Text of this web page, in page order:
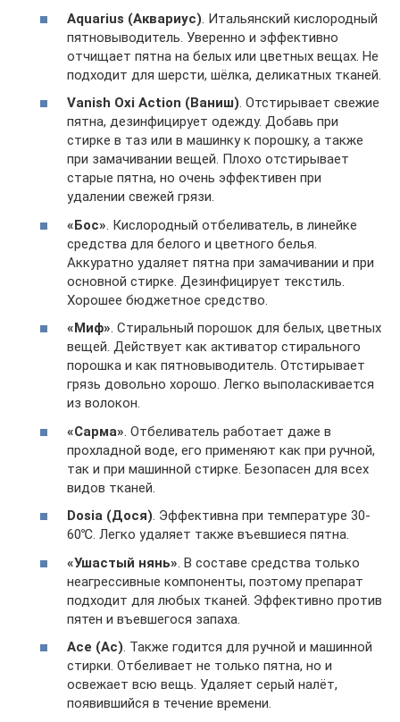
Aquarius (Аквариус). Итальянский кислородный
пятновыводитель. Уверенно и эффективно
отчищает пятна на белых или цветных вещах. Не
подходит для шерсти, шёлка, деликатных тканей.
Vanish Oxi Action (Ваниш). Отстирывает свежие
пятна, дезинфицирует одежду. Добавь при
стирке в таз или в машинку к порошку, а также
при замачивании вещей. Плохо отстирывает
старые пятна, но очень эффективен при
удалении свежей грязи.
«Бос». Кислородный отбеливатель, в линейке
средства для белого и цветного белья.
Аккуратно удаляет пятна при замачивании и при
основной стирке. Дезинфицирует текстиль.
Хорошее бюджетное средство.
«Миф». Стиральный порошок для белых, цветных
вещей. Действует как активатор стирального
порошка и как пятновыводитель. Отстирывает
грязь довольно хорошо. Легко выполаскивается
из волокон.
«Сарма». Отбеливатель работает даже в
прохладной воде, его применяют как при ручной,
так и при машинной стирке. Безопасен для всех
видов тканей.
Dosia (Дося). Эффективна при температуре 30-
60℃. Легко удаляет также въевшиеся пятна.
«Ушастый нянь». В составе средства только
неагрессивные компоненты, поэтому препарат
подходит для любых тканей. Эффективно против
пятен и въевшегося запаха.
Асе (Ас). Также годится для ручной и машинной
стирки. Отбеливает не только пятна, но и
освежает всю вещь. Удаляет серый налёт,
появившийся в течение времени.